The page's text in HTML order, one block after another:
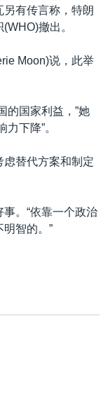
有传言称，特朗
撤出。
Moon)说，此举
的国家利益，”她
下降”。
替代方案和制定
。“依靠一个政治
智的。”